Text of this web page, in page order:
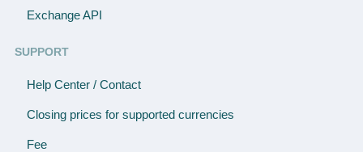
Exchange API
SUPPORT
Help Center / Contact
Closing prices for supported currencies
Fee